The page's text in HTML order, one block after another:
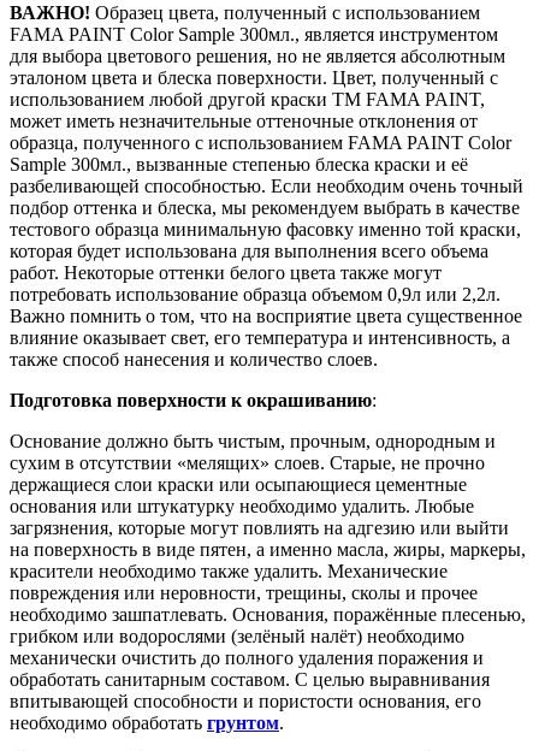
ВАЖНО! Образец цвета, полученный с использованием
FAMA PAINT Color Sample 300мл., является инструментом
для выбора цветового решения, но не является абсолютным
эталоном цвета и блеска поверхности. Цвет, полученный с
использованием любой другой краски ТМ FAMA PAINT,
может иметь незначительные оттеночные отклонения от
образца, полученного с использованием FAMA PAINT Color
Sample 300мл., вызванные степенью блеска краски и её
разбеливающей способностью. Если необходим очень точный
подбор оттенка и блеска, мы рекомендуем выбрать в качестве
тестового образца минимальную фасовку именно той краски,
которая будет использована для выполнения всего объема
работ. Некоторые оттенки белого цвета также могут
потребовать использование образца объемом 0,9л или 2,2л.
Важно помнить о том, что на восприятие цвета существенное
влияние оказывает свет, его температура и интенсивность, а
также способ нанесения и количество слоев.
Подготовка поверхности к окрашиванию:
Основание должно быть чистым, прочным, однородным и
сухим в отсутствии «мелящих» слоев. Старые, не прочно
держащиеся слои краски или осыпающиеся цементные
основания или штукатурку необходимо удалить. Любые
загрязнения, которые могут повлиять на адгезию или выйти
на поверхность в виде пятен, а именно масла, жиры, маркеры,
красители необходимо также удалить. Механические
повреждения или неровности, трещины, сколы и прочее
необходимо зашпатлевать. Основания, поражённые плесенью,
грибком или водорослями (зелёный налёт) необходимо
механически очистить до полного удаления поражения и
обработать санитарным составом. С целью выравнивания
впитывающей способности и пористости основания, его
необходимо обработать грунтом.